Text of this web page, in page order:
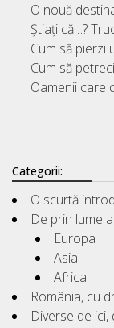
O nouă
Știați că…?
Cum să pierzi
Cum să
Oamenii care
Categorii:
O scurtă
De prin lume
Europa
Asia
Africa
România, cu
Diverse de ici,